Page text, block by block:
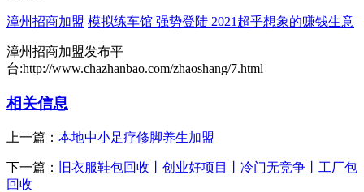
漳州招商加盟 模拟练车馆 强势登陆 2021超乎想象的赚钱生意
漳州招商加盟发布平
台:http://www.chazhanbao.com/zhaoshang/7.html
相关信息
上一篇： 本地中小足疗修脚养生加盟
下一篇：
旧衣服鞋包回收丨创业好项目丨冷门无竞争丨工厂包
回收